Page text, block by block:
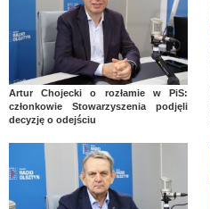
Artur Chojecki o rozłamie w PiS:
członkowie Stowarzyszenia podjęli
decyzję o odejściu